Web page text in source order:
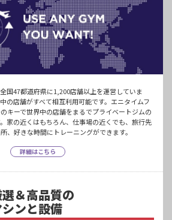
国47都道府県に1,200店舗以上を運営していま
の店舗がすべて相互利用可能です。エニタイムフ
キーで世界中の店舗をまるでプライベートジムの
家の近くはもちろん、仕事場の近くでも、旅行先
、好きな時間にトレーニングができます。
詳細はこちら
＆高品質の
ンと設備